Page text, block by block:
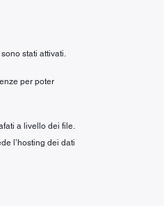
stati attivati.
per poter
a livello dei file.
l’hosting dei dati